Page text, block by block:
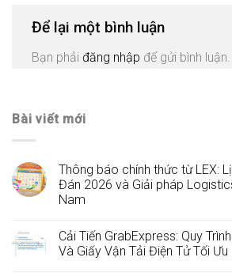
Để lại một bình luận
Bạn phải đăng nhập để gửi bình luận.
Bài viết mới
Thông báo chính thức từ LEX:
Đán 2026 và Giải pháp
Nam
Cải Tiến GrabExpress: Quy
Và Giấy Vận Tải Điện Tử Tối Ưu